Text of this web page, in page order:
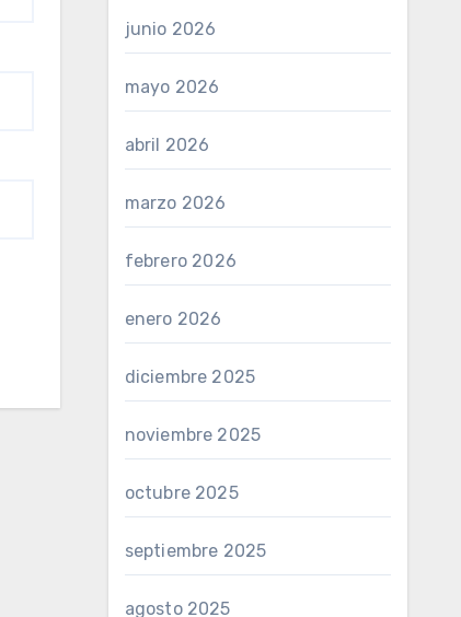
junio 2026
mayo 2026
abril 2026
marzo 2026
febrero 2026
enero 2026
diciembre 2025
noviembre 2025
octubre 2025
septiembre 2025
agosto 2025